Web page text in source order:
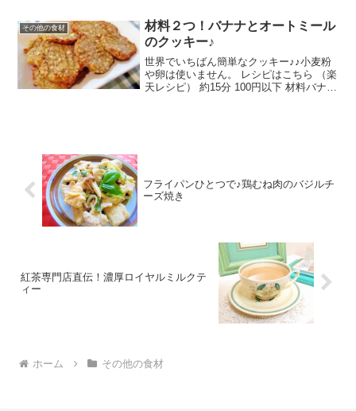
その他の食材
材料２つ！バナナとオートミール
のクッキー♪
世界でいちばん簡単なクッキー♪♪小麦粉
や卵は使いません。 レシピはこちら （楽
天レシピ） 約15分 100円以下 材料バナナ
フライパンひとつで♪鶏むね肉のバジルチ
ーズ焼き
紅茶専門店直伝！濃厚ロイヤルミルクテ
ィー
ホーム その他の食材